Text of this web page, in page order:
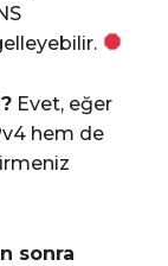
Evet, eğer
hem de
sonra